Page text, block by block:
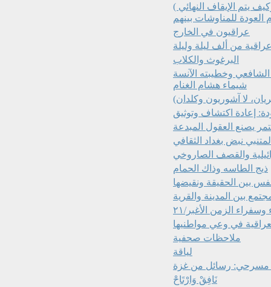
( ان ما نسمع من المنتصر في الحرب الاسرائلية - الإيرانية وكيف يتم الإيقاف النهائي
عراقيون في الخارج
من ألف ليلة وليلة
البرغوث والكلاب
وخطيبته الآنسة
شيماء هشام الغنام
لا آشوريون وكلدان)
إعادة اكتشاف وتوثيق
يصنع العقول المبدعة
نبض بغداد الثقافي
والقصف الصاروخي
ذيج الطاسه وذاك الحمام
بين المدينة والقرية
وسفراء الزمن الأغبر/٢١
في وعي مواطنيها
ملاحظات صحفية
لياقة
رسائل من غزة
نَافِقْ وَارْتَاحْ